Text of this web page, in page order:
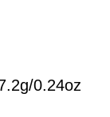
0.24oz